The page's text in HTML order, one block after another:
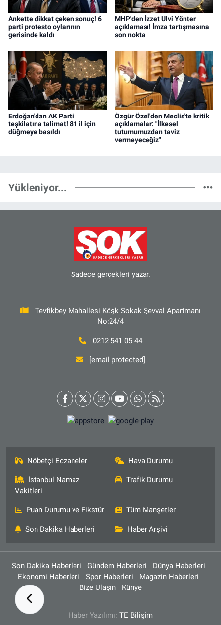
Ankette dikkat çeken sonuç! 6
parti protesto oylarının
gerisinde kaldı
MHP'den İzzet Ulvi Yönter
açıklaması! İmza tartışmasına
son nokta
Erdoğan'dan AK Parti
teşkilatına talimat! 81 il için
düğmeye basıldı
Özgür Özel'den Meclis'te kritik
açıklamalar: "İlkesel
tutumumuzdan taviz
vermeyeceğiz"
Yükleniyor...
Sadece gerçekleri yazar.
Tevfikbey Mahallesi Köşk Sokak Şevval Apartmanı
No:24/4
0212 541 05 44
[email protected]
Nöbetçi Eczaneler Hava Durumu
İstanbul Namaz
Vakitleri
Trafik Durumu
Puan Durumu ve Fikstür Tüm Manşetler
Son Dakika Haberleri Haber Arşivi
Son Dakika Haberleri Gündem Haberleri
Dünya Haberleri
Ekonomi Haberleri
Spor Haberleri
Magazin Haberleri
Bize Ulaşın
Künye
Haber Yazılımı: TE Bilişim